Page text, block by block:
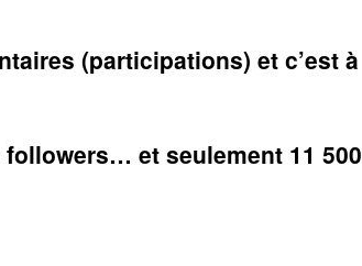
(participations) et c’est à
et seulement 11 500